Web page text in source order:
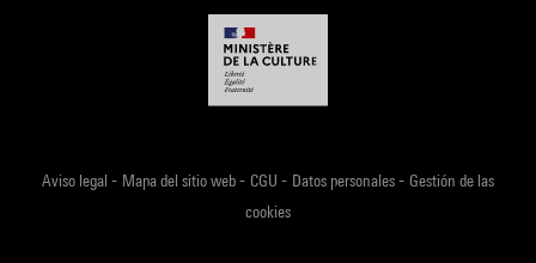
Aviso legal - Mapa del sitio web- CGU - Datos personales- Gestión de las
cookies